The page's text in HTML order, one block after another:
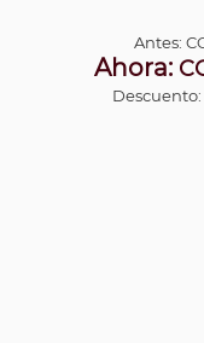
Antes:
Ahora:
Descuento: